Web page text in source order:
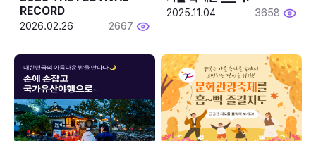
RECORD
2026.02.26 2667
2025.11.04 3658